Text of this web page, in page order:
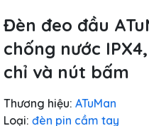
Đèn đeo đầu
chống nước
chỉ và nút bấm
Thương hiệu: ATuMan
Loại: đèn pin cầm tay